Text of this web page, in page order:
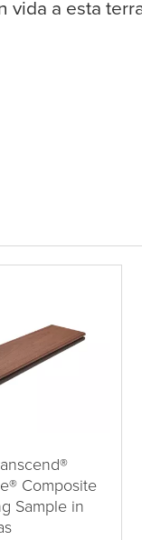
vida a esta
Composite
Sample in